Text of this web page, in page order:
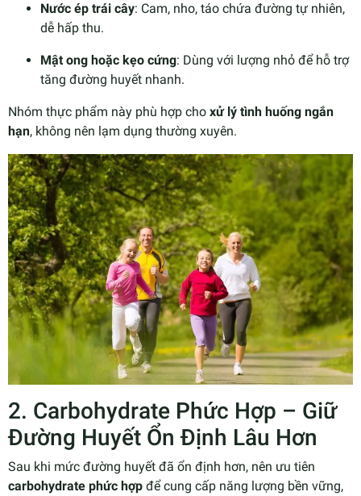
Nước ép trái cây: Cam, nho, táo chứa đường tự nhiên,
dễ hấp thu.
Mật ong hoặc kẹo cứng: Dùng với lượng nhỏ để hỗ trợ
tăng đường huyết nhanh.
Nhóm thực phẩm này phù hợp cho xử lý tình huống ngắn
hạn, không nên lạm dụng thường xuyên.
2. Carbohydrate Phức Hợp – Giữ
Đường Huyết Ổn Định Lâu Hơn
Sau khi mức đường huyết đã ổn định hơn, nên ưu tiên
carbohydrate phức hợp để cung cấp năng lượng bền vững,